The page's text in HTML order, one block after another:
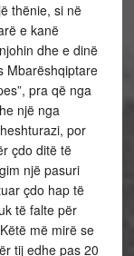
si në
e kanë
dhe e dinë
Mbarëshqiptare
pra që nga
një nga
por
çdo ditë të
një pasuri
çdo hap të
të falte për
më mirë se
tij edhe pas 20